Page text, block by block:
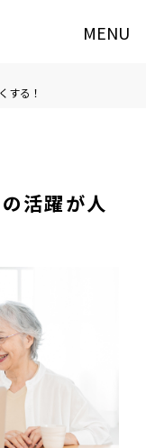
する！
活躍が人